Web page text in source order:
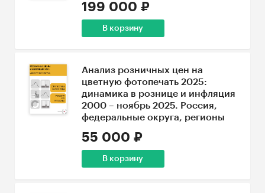
199 000 ₽
В корзину
Анализ розничных цен на
цветную фотопечать 2025:
динамика в рознице и инфляция
2000 – ноябрь 2025. Россия,
федеральные округа, регионы
55 000 ₽
В корзину